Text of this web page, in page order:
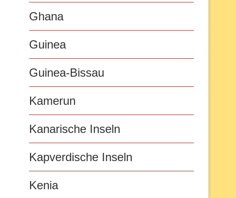
Ghana
Guinea
Guinea-Bissau
Kamerun
Kanarische Inseln
Kapverdische Inseln
Kenia